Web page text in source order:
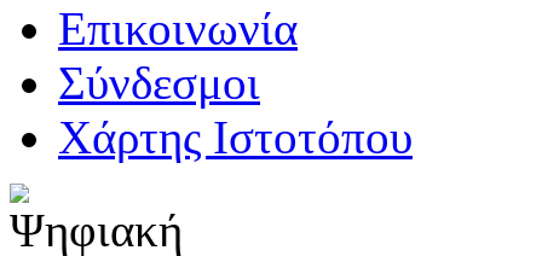
Επικοινωνία
Σύνδεσμοι
Χάρτης Ιστοτόπου